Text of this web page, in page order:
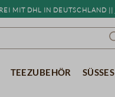
mit DHL in Deutschland ||
Teezubehör Süßes